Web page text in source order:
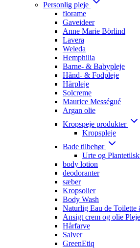
Personlig pleje
florame
Gaveideer
Anne Marie Börlind
Lavera
Weleda
Hemphilia
Barne- & Babypleje
Hånd- & Fodpleje
Hårpleje
Solcreme
Maurice Mességué
Argan olie
Kropspeje produkter
Kropspleje
Bade tilbehør
Urte og
body lotion
deodoranter
sæber
Kropsolier
Body Wash
Naturlig Eau de Toilette
Ansigt crem og olie Pleje
Hårfarve
Salver
GreenEtiq